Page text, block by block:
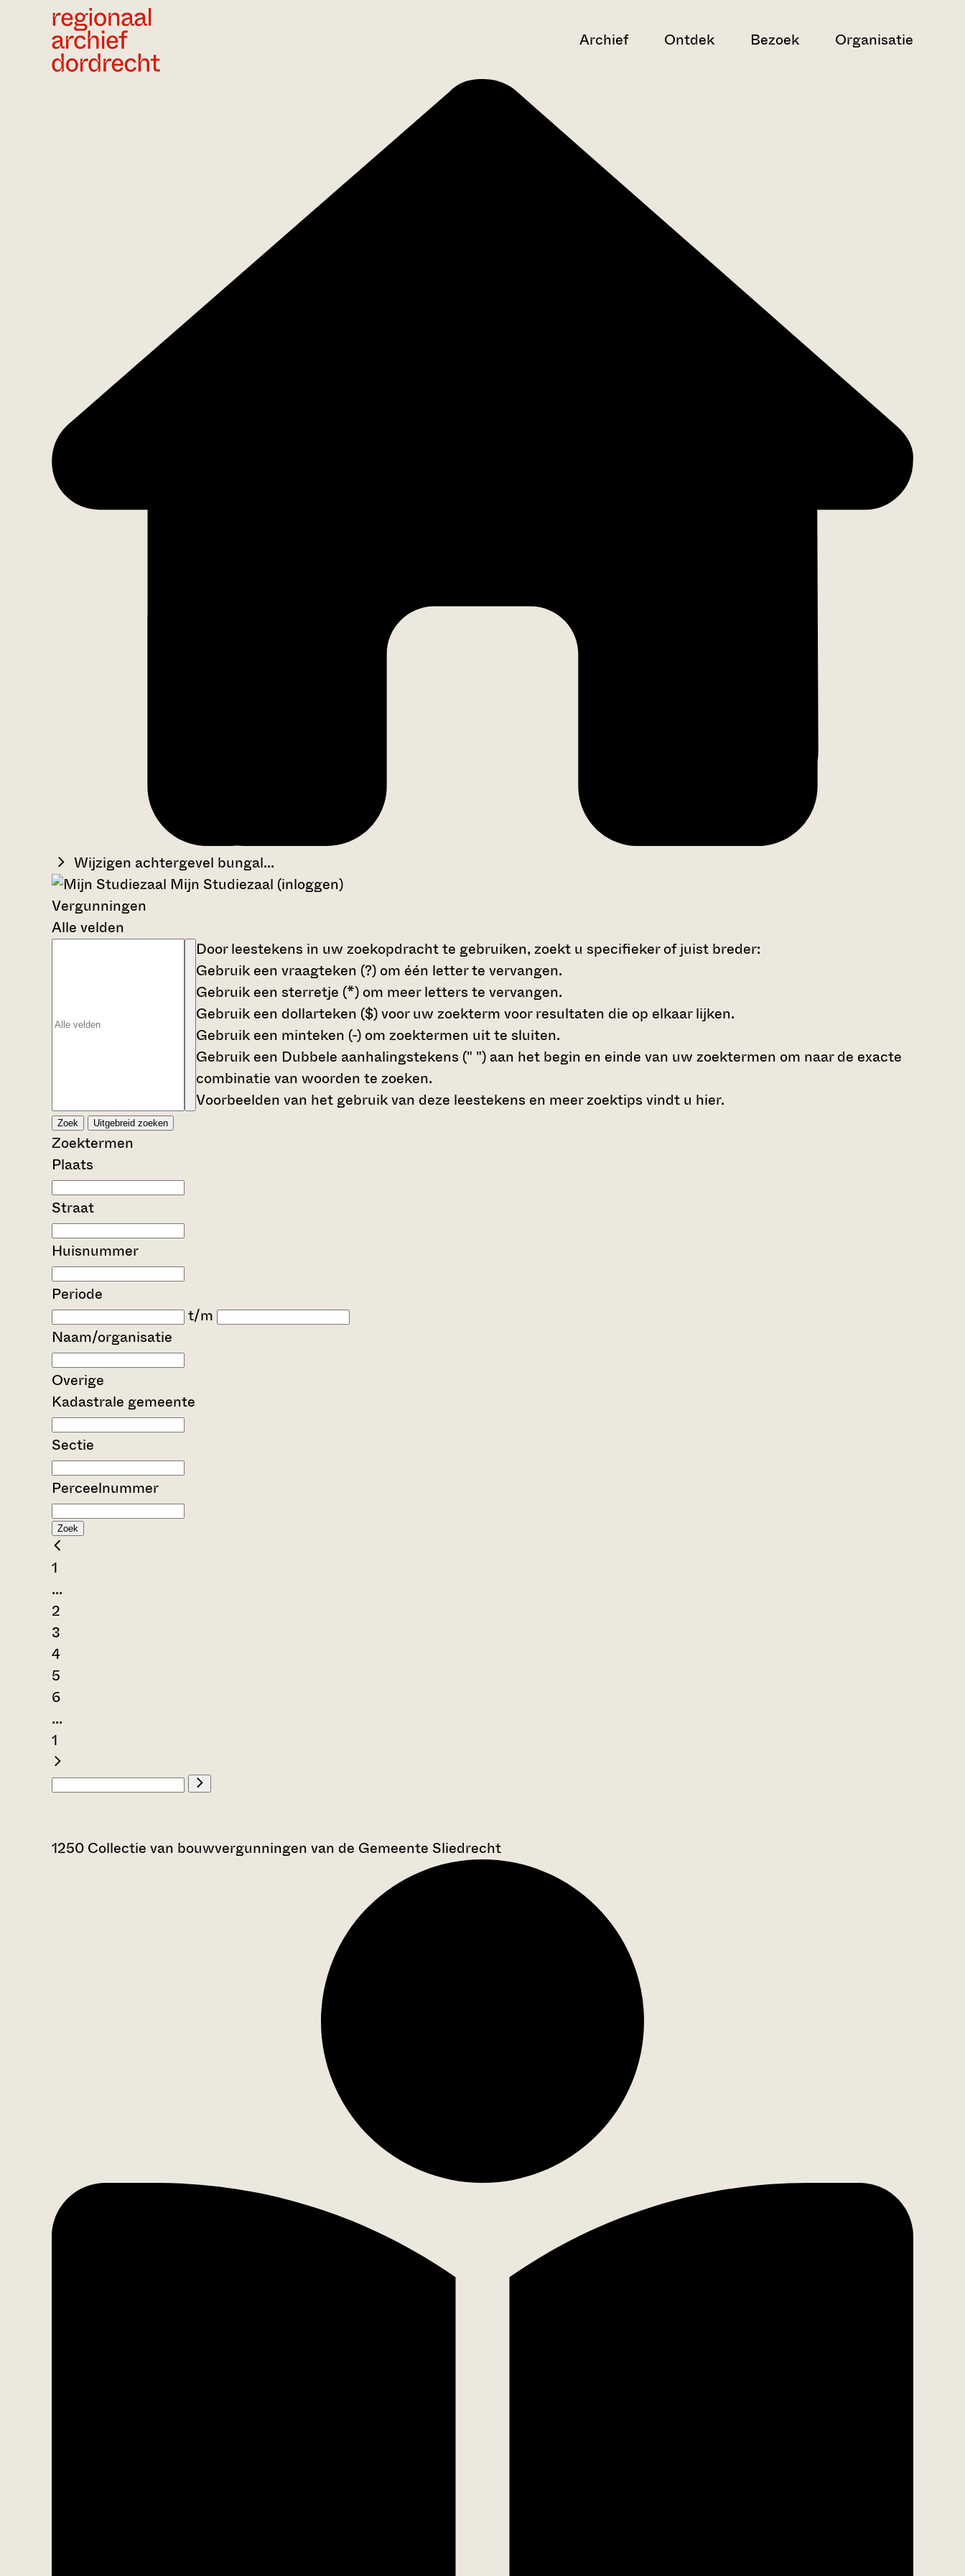
Archief Ontdek Bezoek Organisatie
Wijzigen achtergevel bungal...
Mijn Studiezaal (inloggen)
Vergunningen
Alle velden
Door leestekens in uw zoekopdracht te gebruiken, zoekt u specifieker of juist breder:
Gebruik een vraagteken (?) om één letter te vervangen.
Gebruik een sterretje (*) om meer letters te vervangen.
Gebruik een dollarteken ($)voor uw zoekterm voor resultaten die op elkaar lijken.
Gebruik een minteken (-) om zoektermen uit te sluiten.
Gebruik een Dubbele aanhalingstekens (" ") aan het begin en einde van uw zoektermen om naar de exacte
combinatie van woorden te zoeken.
Voorbeelden van het gebruik van deze leestekens en meer zoektips vindt u hier.
Zoek Uitgebreid zoeken
Zoektermen
Plaats
Straat
Huisnummer
Periode
t/m
Naam/organisatie
Overige
Kadastrale gemeente
Sectie
Perceelnummer
Zoek
1
...
2
3
4
5
6
...
1
1250 Collectie van bouwvergunningen van de Gemeente Sliedrecht